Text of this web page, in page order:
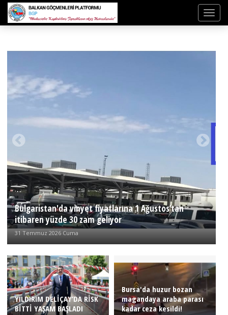
Bulgaristan'da vinyet fiyatlarına 1 Ağustos’tan
itibaren yüzde 30 zam geliyor
31 Temmuz 2026 Cuma
YILDIRIM DELİÇAY’DA RİSK
BİTTİ YAŞAM BAŞLADI
Bursa'da huzur bozan
magandaya araba parası
kadar ceza kesildi!